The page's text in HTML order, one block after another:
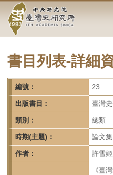
要
中
央
研
究
院-
臺
灣
史
研
書目列表-詳細
編號： 23
出版書目： 臺灣
類別： 總類
時期(主題)： 論文集
作者： 許雪
《臺